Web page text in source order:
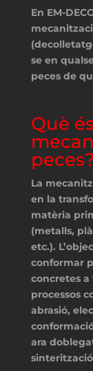
En EM-
se en
peces de
Què
peces?
La
en la
matèria
(metalls,
etc.).
conformar
concretes a
processos
abrasió,
ara